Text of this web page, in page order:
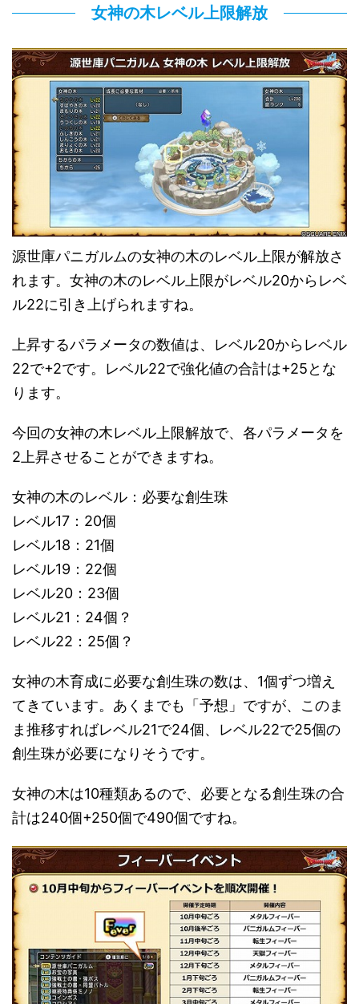
女神の木レベル上限解放
源世庫パニガルムの女神の木のレベル上限が解放さ
れます。女神の木のレベル上限がレベル20からレベ
ル22に引き上げられますね。
上昇するパラメータの数値は、レベル20からレベル
22で+2です。レベル22で強化値の合計は+25とな
ります。
今回の女神の木レベル上限解放で、各パラメータを
2上昇させることができますね。
女神の木のレベル：必要な創生珠
レベル17：20個
レベル18：21個
レベル19：22個
レベル20：23個
レベル21：24個？
レベル22：25個？
女神の木育成に必要な創生珠の数は、1個ずつ増え
てきています。あくまでも「予想」ですが、このま
ま推移すればレベル21で24個、レベル22で25個の
創生珠が必要になりそうです。
女神の木は10種類あるので、必要となる創生珠の合
計は240個+250個で490個ですね。